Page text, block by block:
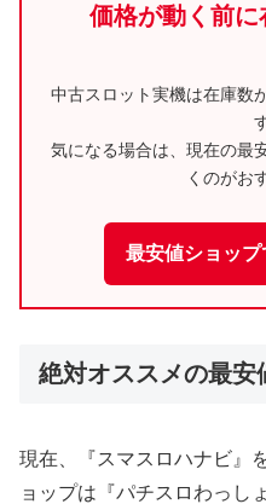
価格が動く前に
中古スロット実機は在庫数
気になる場合は、現在の最
くのがお
最安値ショッ
絶対オススメの最安
現在、『スマスロハナビ』
ョップは『パチスロわっし